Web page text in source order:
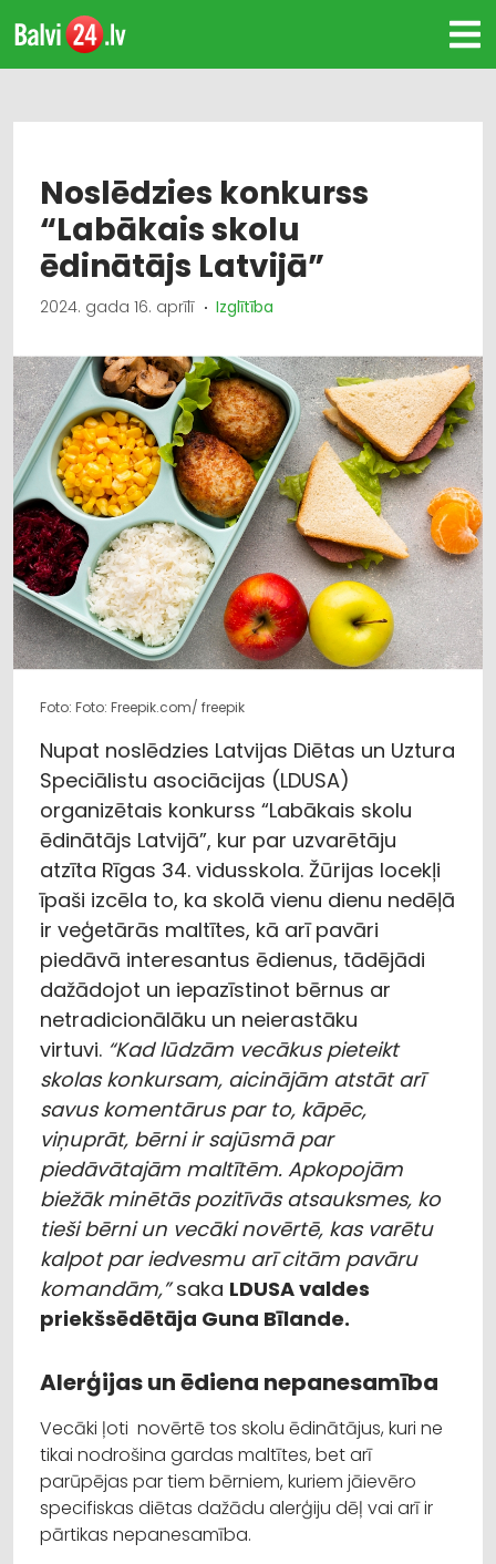
Noslēdzies konkurss
“Labākais skolu
ēdinātājs Latvijā”
2024. gada 16. aprīlī Izglītība
Foto: Foto: Freepik.com/ freepik
Nupat noslēdzies Latvijas Diētas un Uztura
Speciālistu asociācijas (LDUSA)
organizētais konkurss “Labākais skolu
ēdinātājs Latvijā”, kur par uzvarētāju
atzīta Rīgas 34. vidusskola. Žūrijas locekļi
īpaši izcēla to, ka skolā vienu dienu nedēļā
ir veģetārās maltītes, kā arī pavāri
piedāvā interesantus ēdienus, tādējādi
dažādojot un iepazīstinot bērnus ar
netradicionālāku un neierastāku
virtuvi. “Kad lūdzām vecākus pieteikt
skolas konkursam, aicinājām atstāt arī
savus komentārus par to, kāpēc,
viņuprāt, bērni ir sajūsmā par
piedāvātajām maltītēm. Apkopojām
biežāk minētās pozitīvās atsauksmes, ko
tieši bērni un vecāki novērtē, kas varētu
kalpot par iedvesmu arī citām pavāru
komandām,”saka LDUSA valdes
priekšsēdētāja Guna Bīlande.
Alerģijas un ēdiena nepanesamība
Vecāki ļoti novērtē tos skolu ēdinātājus, kuri ne
tikai nodrošina gardas maltītes, bet arī
parūpējas par tiem bērniem, kuriem jāievēro
specifiskas diētas dažādu alerģiju dēļ vai arī ir
pārtikas nepanesamība.